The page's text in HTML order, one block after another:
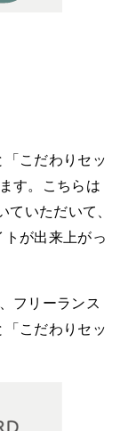
こだわりセッ
す。こちらは
いただいて、
が出来上がっ
フリーランス
こだわりセッ